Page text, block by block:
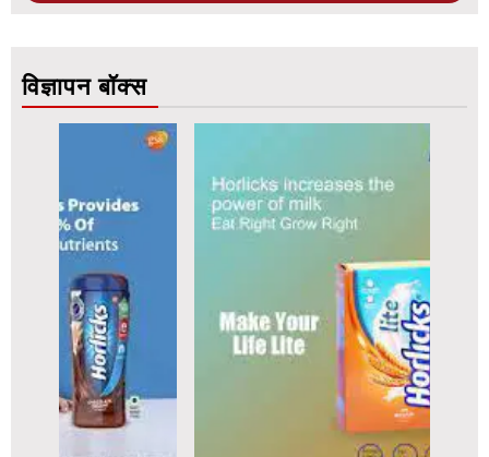
विज्ञापन बॉक्स